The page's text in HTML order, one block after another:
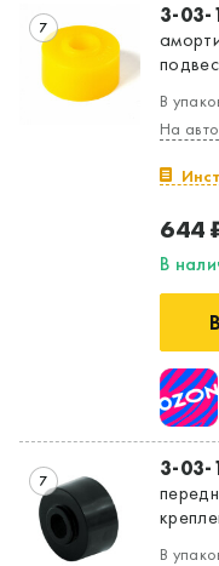
7 3-03-
В
На
644
В
7 3-03-
В